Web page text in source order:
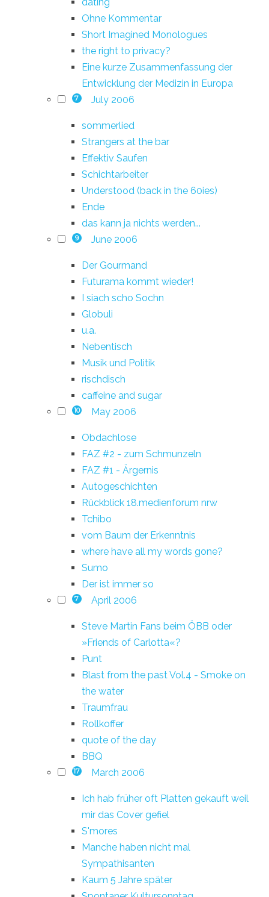
Ohne Kommentar
Short Imagined Monologues
the right to privacy?
Eine kurze Zusammenfassung der
Entwicklung der Medizin in Europa
7 July 2006
sommerlied
Strangers at the bar
Effektiv Saufen
Schichtarbeiter
Understood (back in the 60ies)
Ende
das kann ja nichts werden...
9 June 2006
Der Gourmand
Futurama kommt wieder!
I siach scho Sochn
Globuli
u.a.
Nebentisch
Musik und Politik
rischdisch
caffeine and sugar
10 May 2006
Obdachlose
FAZ #2 - zum Schmunzeln
FAZ #1 - Ärgernis
Autogeschichten
Rückblick 18.medienforum nrw
Tchibo
vom Baum der Erkenntnis
where have all my words gone?
Sumo
Der ist immer so
7 April 2006
Steve Martin Fans beim ÖBB oder
»Friends of Carlotta«?
Punt
Blast from the past Vol.4 - Smoke on
the water
Traumfrau
Rollkoffer
quote of the day
BBQ
17 March 2006
Ich hab früher oft Platten gekauft weil
mir das Cover gefiel
S'mores
Manche haben nicht mal
Sympathisanten
Kaum 5 Jahre später